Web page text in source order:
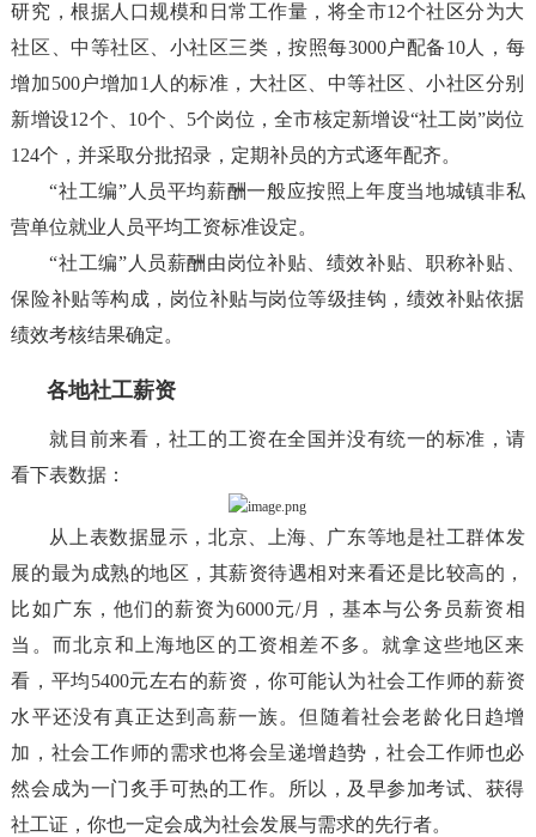
研究，根据人口规模和日常工作量，将全市12个社区分为大
社区、中等社区、小社区三类，按照每3000户配备10人，每
增加500户增加1人的标准，大社区、中等社区、小社区分别
新增设12个、10个、5个岗位，全市核定新增设“社工岗”岗位
124个，并采取分批招录，定期补员的方式逐年配齐。
“社工编”人员平均薪酬一般应按照上年度当地城镇非私
营单位就业人员平均工资标准设定。
“社工编”人员薪酬由岗位补贴、绩效补贴、职称补贴、
保险补贴等构成，岗位补贴与岗位等级挂钩，绩效补贴依据
绩效考核结果确定。
各地社工薪资
就目前来看，社工的工资在全国并没有统一的标准，请
看下表数据：
从上表数据显示，北京、上海、广东等地是社工群体发
展的最为成熟的地区，其薪资待遇相对来看还是比较高的，
比如广东，他们的薪资为6000元/月，基本与公务员薪资相
当。而北京和上海地区的工资相差不多。就拿这些地区来
看，平均5400元左右的薪资，你可能认为社会工作师的薪资
水平还没有真正达到高薪一族。但随着社会老龄化日趋增
加，社会工作师的需求也将会呈递增趋势，社会工作师也必
然会成为一门炙手可热的工作。所以，及早参加考试、获得
社工证，你也一定会成为社会发展与需求的先行者。